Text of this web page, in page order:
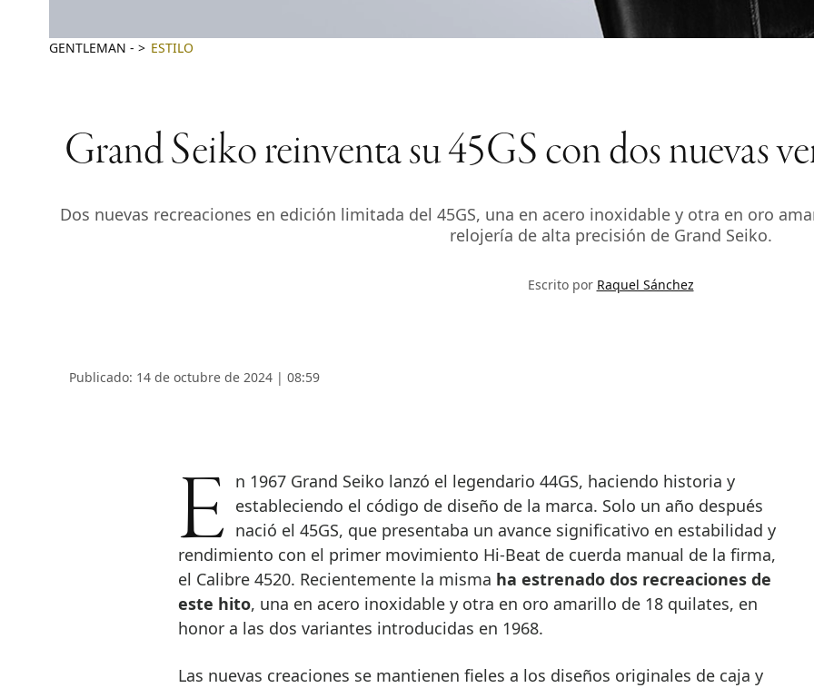
GENTLEMAN - ESTILO
Grand Seiko reinventa su 45GS con dos nuevas
Dos nuevas recreaciones en edición limitada del 45GS, una en acero inoxidable y otra en oro
relojería de alta precisión de Grand Seiko.
Escrito por Raquel Sánchez
Publicado: 14 de octubre de 2024 | 08:59
En 1967 Grand Seiko lanzó el legendario 44GS, haciendo historia y estableciendo el código de diseño de la marca. Solo un año después
nació el 45GS, que presentaba un avance significativo en estabilidad y
rendimiento con el primer movimiento Hi-Beat de cuerda manual de la firma,
el Calibre 4520. Recientemente la misma ha estrenado dos recreaciones de
este hito, una en acero inoxidable y otra en oro amarillo de 18 quilates, en
honor a las dos variantes introducidas en 1968.
Las nuevas creaciones se mantienen fieles a los diseños originales de caja y